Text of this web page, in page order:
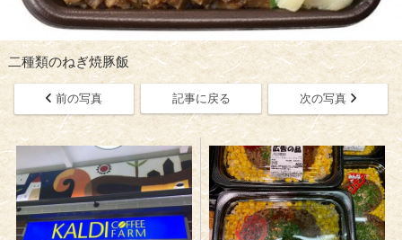
二種類のねぎ焼豚飯
前の写真 記事に戻る 次の写真